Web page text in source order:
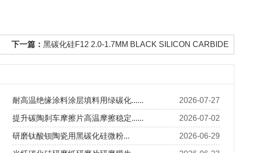
下一篇： 黑碳化硅F12 2.0-1.7MM BLACK SILICON CARBIDE
2026-07-27
耐高温绝缘涂料涂层填料用绿碳化......
2026-07-02
提升碳陶刹车摩擦片高温摩擦稳定......
2026-06-29
研磨钛酸钡陶瓷用黑碳化硅微粉...